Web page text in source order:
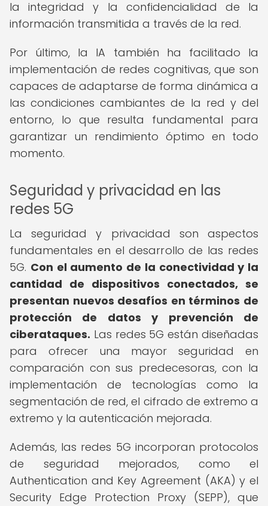
la integridad y la confidencialidad de la
información transmitida a través de la red.
Por último, la IA también ha facilitado la
implementación de redes cognitivas, que son
capaces de adaptarse de forma dinámica a
las condiciones cambiantes de la red y del
entorno, lo que resulta fundamental para
garantizar un rendimiento óptimo en todo
momento.
Seguridad y privacidad en las
redes 5G
La seguridad y privacidad son aspectos
fundamentales en el desarrollo de las redes
5G. Con el aumento de la conectividad y la
cantidad de dispositivos conectados, se
presentan nuevos desafíos en términos de
protección de datos y prevención de
ciberataques. Las redes 5G están diseñadas
para ofrecer una mayor seguridad en
comparación con sus predecesoras, con la
implementación de tecnologías como la
segmentación de red, el cifrado de extremo a
extremo y la autenticación mejorada.
Además, las redes 5G incorporan protocolos
de seguridad mejorados, como el
Authentication and Key Agreement (AKA) y el
Security Edge Protection Proxy (SEPP), que